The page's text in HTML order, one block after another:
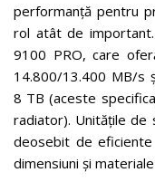
performanță pentru
rol atât de
9100 PRO, care
14.800/13.400 MB/s
8 TB (aceste
radiator). Unitățile
deosebit de
dimensiuni și